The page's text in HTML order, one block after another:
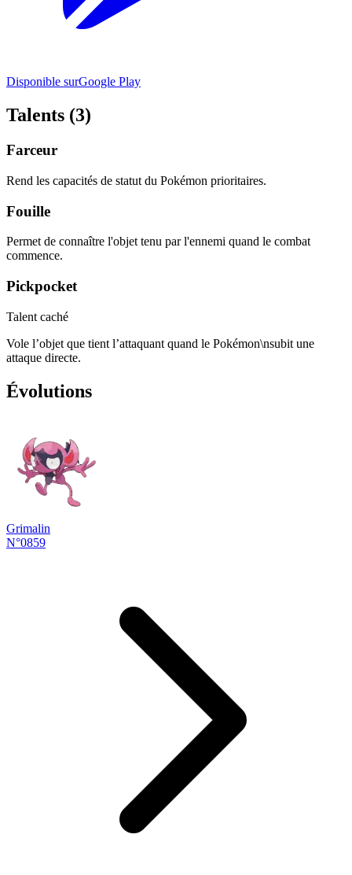
Disponible surGoogle Play
Talents (3)
Farceur
Rend les capacités de statut du Pokémon prioritaires.
Fouille
Permet de connaître l'objet tenu par l'ennemi quand le combat
commence.
Pickpocket
Talent caché
Vole l’objet que tient l’attaquant quand le Pokémon\nsubit une
attaque directe.
Évolutions
Grimalin
N°0859